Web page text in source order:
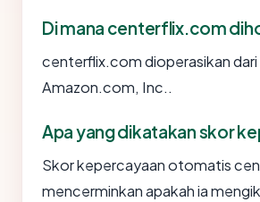
Di mana centerflix.com
centerflix.com dioperasikan dari
Amazon.com, Inc..
Apa yang dikatakan skor
Skor kepercayaan otomatis
mencerminkan apakah ia